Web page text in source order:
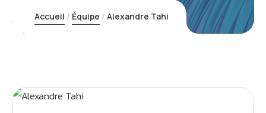
Accueil Équipe Alexandre Tahi